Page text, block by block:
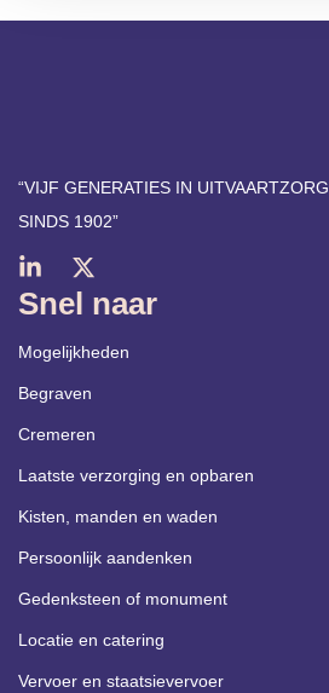
“VIJF GENERATIES IN UITVAARTZORG
SINDS 1902​”
Snel naar
Mogelijkheden
Begraven
Cremeren
Laatste verzorging en opbaren
Kisten, manden en waden
Persoonlijk aandenken
Gedenksteen of monument
Locatie en catering
Vervoer en staatsievervoer